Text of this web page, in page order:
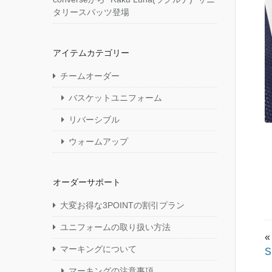
«
タリースパッツ登場
アイテムカテゴリー
チームオーダー
バスケットユニフォーム
リバーシブル
ウォームアップ
オーダーサポート
大変お得な3POINTの割引プラン
ユニフォームの取り扱い方法
マーキングについて